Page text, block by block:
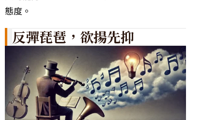
態度。
反彈琵琶，欲揚先抑